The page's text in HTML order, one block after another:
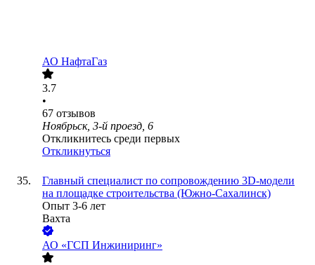
АО НафтаГаз
3.7
•
67 отзывов
Ноябрьск, 3-й проезд, 6
Откликнитесь среди первых
Откликнуться
Главный специалист по сопровождению 3D-модели
на площадке строительства (Южно-Сахалинск)
Опыт 3-6 лет
Вахта
АО «ГСП Инжиниринг»